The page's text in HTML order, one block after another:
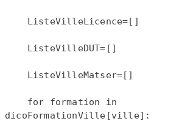
    ListeVilleLicence=[]
    ListeVilleDUT=[]
    ListeVilleMatser=[]
dicoFormationVille[ville]: